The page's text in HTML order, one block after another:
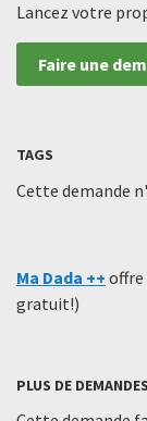
Lancez votre
Faire une
TAGS
Cette demande
Ma Dada ++ offre
gratuit!)
PLUS DE